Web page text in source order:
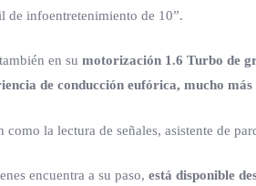
de infoentretenimiento de 10”.
en su motorización 1.6 Turbo de
de conducción eufórica, mucho más
la lectura de señales, asistente de
encuentra a su paso, está disponible